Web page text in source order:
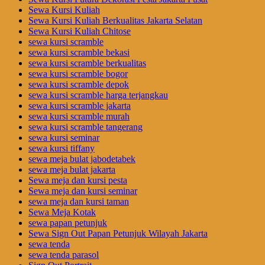
Sewa Kursi Kuliah
Sewa Kursi Kuliah Berkualitas Jakarta Selatan
Sewa Kursi Kuliah Chitose
sewa kursi scramble
sewa kursi scramble bekasi
sewa kursi scramble berkualitas
sewa kursi scramble bogor
sewa kursi scramble depok
sewa kursi scramble harga terjangkau
sewa kursi scramble jakarta
sewa kursi scramble murah
sewa kursi scramble tangerang
sewa kursi seminar
sewa kursi tiffany
sewa meja bulat jabodetabek
sewa meja bulat jakarta
Sewa meja dan kursi pesta
Sewa meja dan kursi seminar
sewa meja dan kursi taman
Sewa Meja Kotak
sewa papan petunjuk
Sewa Sign Out Papan Petunjuk Wilayah Jakarta
sewa tenda
sewa tenda parasol